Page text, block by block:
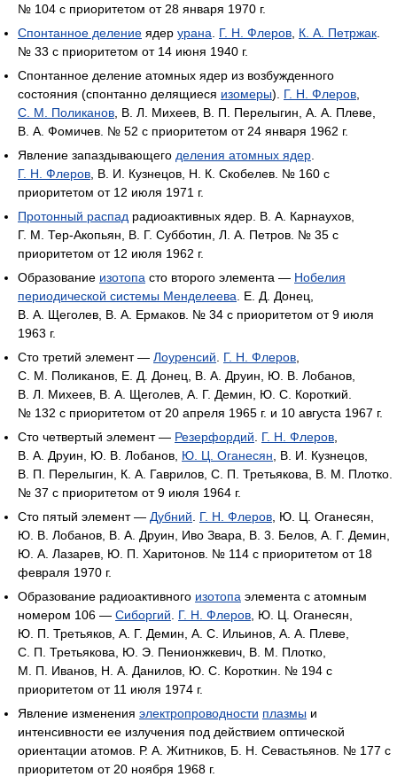
№ 104 с приоритетом от 28 января 1970 г.
Спонтанное деление ядер урана Г. Н. Флеров К. А. Петржак
№ 33 с приоритетом от 14 июня 1940 г.
Спонтанное деление атомных ядер из возбужденного
состояния (спонтанно делящиеся изомеры). Г. Н. Флеров
С. М. Поликанов , В. Л. Михеев, В. П. Перелыгин, А. А. Плеве,
В. А. Фомичев. № 52 с приоритетом от 24 января 1962 г.
Явление запаздывающего деления атомных ядер
Г. Н. Флеров , В. И. Кузнецов, Н. К. Скобелев. № 160 с
приоритетом от 12 июля 1971 г.
Протонный распад радиоактивных ядер. В. А. Карнаухов,
Г. М. Тер-Акопьян, В. Г. Субботин, Л. А. Петров. № 35 с
приоритетом от 12 июля 1962 г.
Образование изотопа сто второго элемента — Нобелия
периодической системы Менделеева . Е. Д. Донец,
В. А. Щеголев, В. А. Ермаков. № 34 с приоритетом от 9 июля
1963 г.
Сто третий элемент — Лоуренсий Г. Н. Флеров
С. М. Поликанов, Е. Д. Донец, В. А. Друин, Ю. В. Лобанов,
В. Л. Михеев, В. А. Щеголев, А. Г. Демин, Ю. С. Короткий.
№ 132 с приоритетом от 20 апреля 1965 г. и 10 августа 1967 г.
Сто четвертый элемент — Резерфордий Г. Н. Флеров
В. А. Друин, Ю. В. Лобанов, Ю. Ц. Оганесян , В. И. Кузнецов,
В. П. Перелыгин, К. А. Гаврилов, С. П. Третьякова, В. М. Плотко.
№ 37 с приоритетом от 9 июля 1964 г.
Сто пятый элемент — Дубний Г. Н. Флеров , Ю. Ц. Оганесян,
Ю. В. Лобанов, В. А. Друин, Иво Звара, В. 3. Белов, А. Г. Демин,
Ю. А. Лазарев, Ю. П. Харитонов. № 114 с приоритетом от 18
февраля 1970 г.
Образование радиоактивного изотопа элемента с атомным
номером 106 — Сиборгий Г. Н. Флеров , Ю. Ц. Оганесян,
Ю. П. Третьяков, А. Г. Демин, А. С. Ильинов, А. А. Плеве,
С. П. Третьякова, Ю. Э. Пенионжкевич, В. М. Плотко,
М. П. Иванов, Н. А. Данилов, Ю. С. Короткин. № 194 с
приоритетом от 11 июля 1974 г.
Явление изменения электропроводности плазмы и
интенсивности ее излучения под действием оптической
ориентации атомов. Р. А. Житников, Б. Н. Севастьянов. № 177 с
приоритетом от 20 ноября 1968 г.